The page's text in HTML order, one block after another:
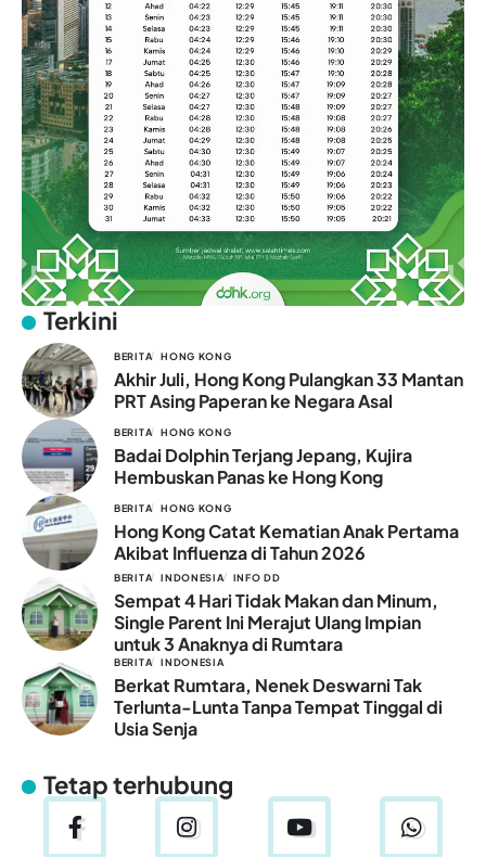
Terkini
BERITA HONG KONG
Akhir Juli, Hong Kong Pulangkan 33 Mantan
PRT Asing Paperan ke Negara Asal
BERITA HONG KONG
Badai Dolphin Terjang Jepang, Kujira
Hembuskan Panas ke Hong Kong
BERITA HONG KONG
Hong Kong Catat Kematian Anak Pertama
Akibat Influenza di Tahun 2026
BERITA INDONESIA INFO DD
Sempat 4 Hari Tidak Makan dan Minum,
Single Parent Ini Merajut Ulang Impian
untuk 3 Anaknya di Rumtara
BERITA INDONESIA
Berkat Rumtara, Nenek Deswarni Tak
Terlunta-Lunta Tanpa Tempat Tinggal di
Usia Senja
Tetap terhubung